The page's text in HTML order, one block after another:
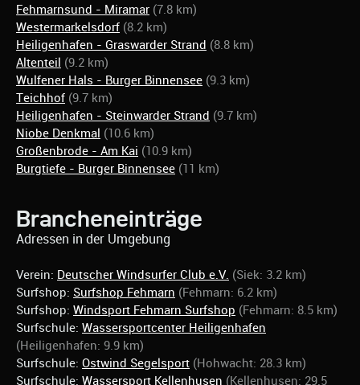
Fehmarnsund - Miramar (7.8 km)
Westermarkelsdorf (8.2 km)
Heiligenhafen - Graswarder Strand (8.8 km)
Altenteil (9.2 km)
Wulfener Hals - Burger Binnensee (9.3 km)
Teichhof (9.7 km)
Heiligenhafen - Steinwarder Strand (9.7 km)
Niobe Denkmal (10.6 km)
Großenbrode - Am Kai (10.9 km)
Burgtiefe - Burger Binnensee (11 km)
Brancheneinträge
Adressen in der Umgebung
Verein: Deutscher Windsurfer Club e.V. (Siek: 3.2 km)
Surfshop: Surfshop Fehmarn (Fehmarn: 6.2 km)
Surfshop: Windsport Fehmarn Surfshop (Fehmarn: 8.5 km)
Surfschule: Wassersportcenter Heiligenhafen
(Heiligenhafen: 9.9 km)
Surfschule: Ostwind Segelsport (Hohwacht: 28.3 km)
Surfschule: Wassersport Kellenhusen (Kellenhusen: 29.5